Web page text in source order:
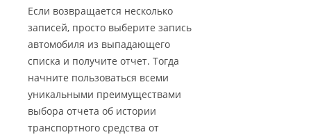
Если возвращается несколько
записей, просто выберите запись
автомобиля из выпадающего
списка и получите отчет. Тогда
начните пользоваться всеми
уникальными преимуществами
выбора отчета об истории
транспортного средства от